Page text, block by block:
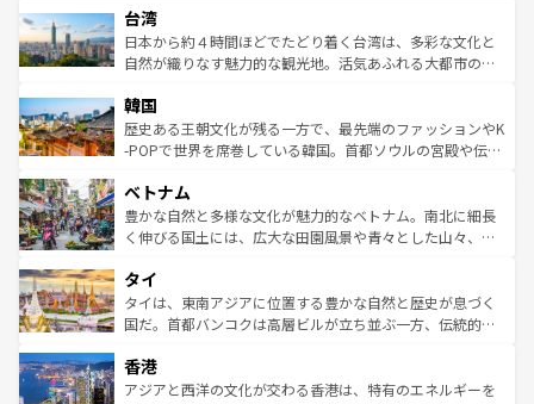
ならではの贅沢な旅のスタイルだ。 なお、新着のアメリカ
情報はコンテンツ一覧を参照してほしい。
れるおもてなしの心で訪れる人々を迎えてくれるハワイの
人々、おいしいローカルフードやハワイアンミュージッ
ク、伝統的なフラダンスなど、すべてがハワイの魅力を彩
ワイを、存分に味わってほしい。 なお、新着のハワイ情報
はコンテンツ一覧を参照してほしい。
リアリーフや大陸中央部にそびえるウルル（エアーズロッ
ク）、タスマニアの美しい原生林やケアンズの熱帯雨林な
ど、見どころがたくさん。また、カフェやワイン、オージ
いる。アクティビティも充実しており、サーフィンやダイ
ビング、ハイキングなど、アウトドア好きにはたまらな
い。オーストラリアの多彩な魅力を存分に味わいつくそ
参照してほしい。
台湾
日本から約４時間ほどでたどり着く台湾は、多彩な文化と
自然が織りなす魅力的な観光地。活気あふれる大都市の台
ン）、静ひつな山岳地帯である台湾東部など、都市の喧騒
と山間の静けさが共存しており、訪れる人に新しい発見と
驚きをもたらしてくれる。また、奥深い台湾の食文化も魅
容にもいいと評判のスイーツなど、バラエティ豊かな料理
が味わえる。 なお、新着の台湾情報は コンテンツ一覧を参
照してほしい。
韓国
歴史ある王朝文化が残る一方で、最先端のファッションやK
-POPで世界を席巻している韓国。首都ソウルの宮殿や伝統
き、地方に足を延ばせば四季折々の自然美を楽しむことが
できる。そして、キムチや焼肉、絶品のストリートフード
まで、さまざまな韓国料理が待っている。夜には、韓国な
リティに包まれながら、韓国の多彩な魅力を心ゆくまで味
わってみてほしい。 なお、新着の韓国情報はコンテンツ一
覧を参照してほしい。
ベトナム
豊かな自然と多様な文化が魅力的なベトナム。南北に細長
く伸びる国土には、広大な田園風景や青々とした山々、世
急速な発展と共に伝統が息づく。ハノイの古い町並みやホ
ーチミン市のフランス統治時代の建物も、独特の雰囲気を
醸し出している。また、バラエティの豊かさとおいしさで
とつ。フォーやバインミー、ベトナムコーヒーなどは、ぜ
ひ現地で味わいたい。どの地域を訪れてもあたたかい人々
タイ
タイは、東南アジアに位置する豊かな自然と歴史が息づく
国だ。首都バンコクは高層ビルが立ち並ぶ一方、伝統的な
の活気が交差している。北部ではチェンマイなどの山岳地
帯で自然と触れ合い、南部ではプーケットやクラビの美し
香港
アジアと西洋の文化が交わる香港は、特有のエネルギーを